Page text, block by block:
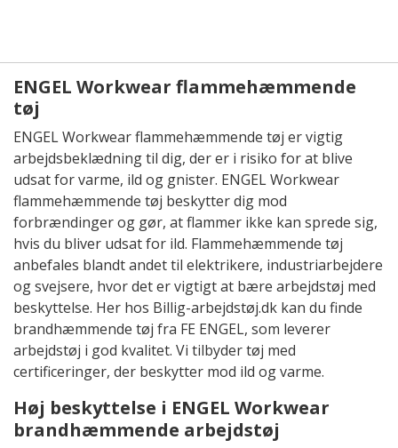
ENGEL Workwear flammehæmmende
tøj
ENGEL Workwear flammehæmmende tøj er vigtig
arbejdsbeklædning til dig, der er i risiko for at blive
udsat for varme, ild og gnister. ENGEL Workwear
flammehæmmende tøj beskytter dig mod
forbrændinger og gør, at flammer ikke kan sprede sig,
hvis du bliver udsat for ild. Flammehæmmende tøj
anbefales blandt andet til elektrikere, industriarbejdere
og svejsere, hvor det er vigtigt at bære arbejdstøj med
beskyttelse. Her hos Billig-arbejdstøj.dk kan du finde
brandhæmmende tøj fra FE ENGEL, som leverer
arbejdstøj i god kvalitet. Vi tilbyder tøj med
certificeringer, der beskytter mod ild og varme.
Høj beskyttelse i ENGEL Workwear
brandhæmmende arbejdstøj